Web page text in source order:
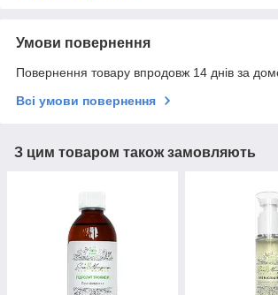
Умови повернення
Повернення товару впродовж 14 днів за
Всі умови повернення
З цим товаром також замовляють